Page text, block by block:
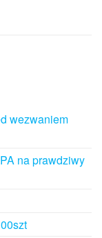
wezwaniem
na prawdziwy